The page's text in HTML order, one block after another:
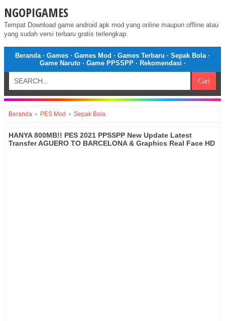
NGOPIGAMES
Tempat Download game android apk mod yang online maupun offline atau
yang sudah versi terbaru gratis terlengkap.
Beranda· Games · Games Mod · Games Terbaru · Sepak Bola·
Game Naruto· Game PPSSPP· Rekomendasi ·
Beranda › PES Mod › Sepak Bola
HANYA 800MB!! PES 2021 PPSSPP New Update Latest
Transfer AGUERO TO BARCELONA & Graphics Real Face HD